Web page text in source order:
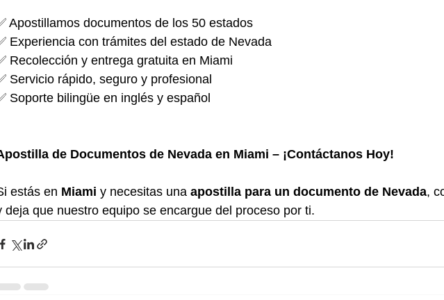
Apostillamos documentos de los 50 estados
Experiencia con trámites del estado de Nevada
Recolección y entrega gratuita en Miami
Servicio rápido, seguro y profesional
Soporte bilingüe en inglés y español
de Documentos de Nevada en Miami – ¡Contáctanos Hoy!
estás en Miami y necesitas una apostilla para un documento de Nevada,
deja que nuestro equipo se encargue del proceso por ti.